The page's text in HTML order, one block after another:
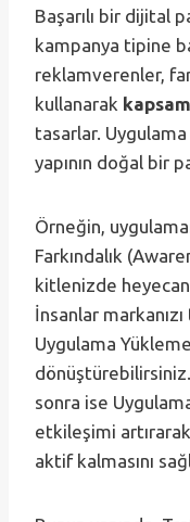
Başarılı bir dijital
kampanya tipine
reklamverenler,
kullanarak
tasarlar. Uygulama
yapının doğal bir
Örneğin,
Farkındalık
kitlenizde heyecan
İnsanlar
Uygulama
dönüştürebilirsiniz.
sonra ise
etkileşimi artırarak
aktif kalmasını